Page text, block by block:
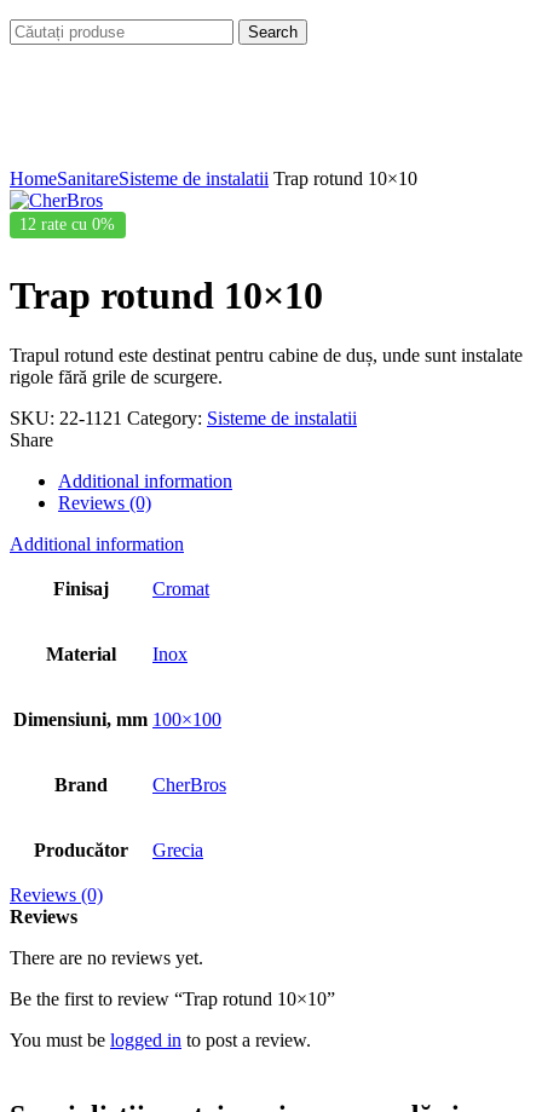
Search
HomeSanitareSisteme de instalatii Trap rotund 10×10
12 rate cu 0%
Trap rotund 10×10
Trapul rotund este destinat pentru cabine de duș, unde sunt instalate
rigole fără grile de scurgere.
SKU: 22-1121 Category: Sisteme de instalatii
Share
Additional information
Reviews (0)
Additional information
Finisaj Cromat
Material Inox
Dimensiuni, mm 100×100
Brand CherBros
Producător Grecia
Reviews (0)
Reviews
There are no reviews yet.
Be the first to review “Trap rotund 10×10”
You must be logged in to post a review.